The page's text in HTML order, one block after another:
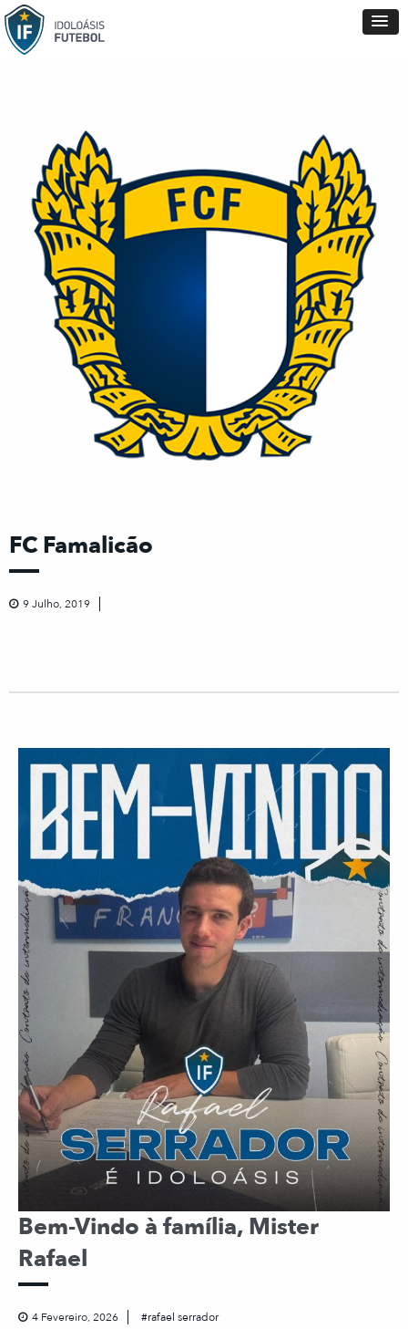
FC Famalicão
9 Julho, 2019
Bem-Vindo à família, Mister
Rafael
4 Fevereiro, 2026 rafael serrador